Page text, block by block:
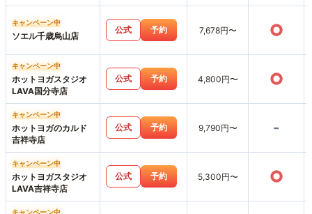
キャンペーン中
ソエル千歳烏山店
公式 予約 7,678円〜 ○
キャンペーン中
ホットヨガスタジオ
LAVA国分寺店
公式 予約 4,800円〜 ○
キャンペーン中
ホットヨガのカルド
吉祥寺店
公式 予約 9,790円〜 -
キャンペーン中
ホットヨガスタジオ
LAVA吉祥寺店
公式 予約 5,300円〜 ○
キャンペーン中